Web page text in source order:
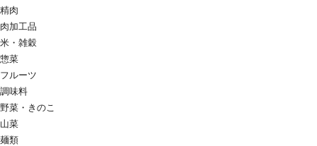
精肉
肉加工品
米・雑穀
惣菜
フルーツ
調味料
野菜・きのこ
山菜
麺類